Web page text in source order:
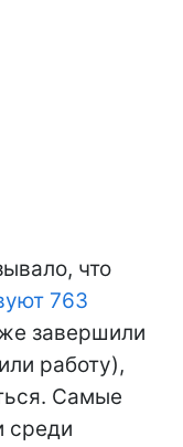
что
763
завершили
работу),
Самые
среди